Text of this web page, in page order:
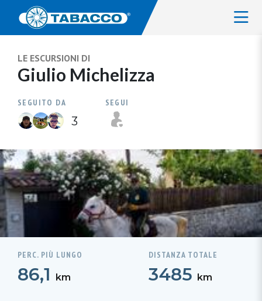
LE ESCURSIONI DI
Giulio Michelizza
SEGUITO DA
3
SEGUI
PERC. PIÙ LUNGO
86,1 km
DISTANZA TOTALE
3485 km